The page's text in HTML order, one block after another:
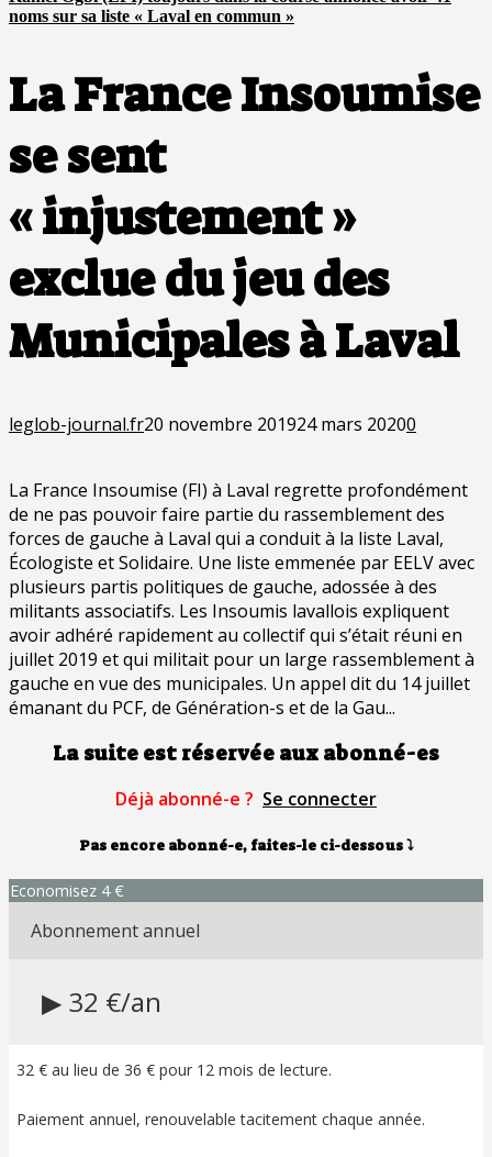
noms sur sa liste « Laval en commun »
La France Insoumise
se sent
« injustement »
exclue du jeu des
Municipales à Laval
leglob-journal.fr20 novembre 201924 mars 20200
La France Insoumise (FI) à Laval regrette profondément
de ne pas pouvoir faire partie du rassemblement des
forces de gauche à Laval qui a conduit à la liste Laval,
Écologiste et Solidaire. Une liste emmenée par EELV avec
plusieurs partis politiques de gauche, adossée à des
militants associatifs. Les Insoumis lavallois expliquent
avoir adhéré rapidement au collectif qui s’était réuni en
juillet 2019 et qui militait pour un large rassemblement à
gauche en vue des municipales. Un appel dit du 14 juillet
émanant du PCF, de Génération-s et de la Gau...
La suite est réservée aux abonné-es
Déjà abonné-e ? Se connecter
Pas encore abonné-e, faites-le ci-dessous⤵
Economisez 4 €
Abonnement annuel
▶ 32 €/an
32 € au lieu de 36 € pour 12 mois de lecture.
Paiement annuel, renouvelable tacitement chaque année.